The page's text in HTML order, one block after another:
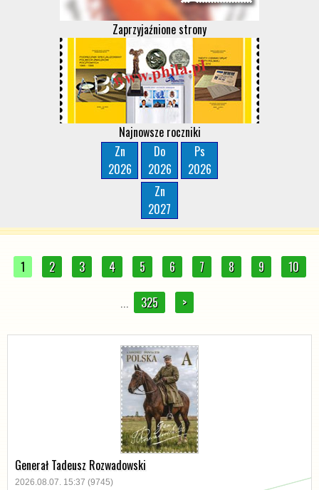
Zaprzyjaźnione strony
Najnowsze roczniki
Zn
2026
Do
2026
Ps
2026
Zn
2027
1 2 3 4 5 6 7 8 9 10
... 325 >
Generał Tadeusz Rozwadowski
2026.08.07. 15:37 (9745)